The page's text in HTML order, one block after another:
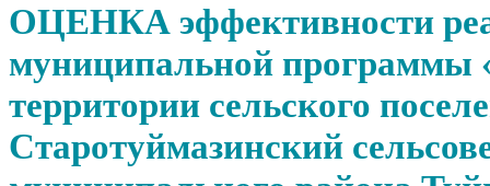
ОЦЕНКА эффективности
муниципальной программы
территории сельского
Старотуймазинский